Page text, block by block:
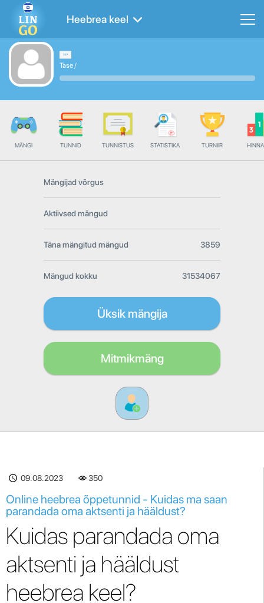
Heebrea keel
Tase/
MÄNGI TUNNID TUNNISTUS STATISTIKA TURNIIR
Mängijad võrgus
Aktiivsed mängud
Täna mängitud mängud 3859
Mängud kokku 31534067
Üksik mängija
Mitmikmäng
09.08.2023 350
Online heebrea õppetunnid - Kuidas ma saan
parandada oma aktsenti ja hääldust?
Kuidas parandada oma
aktsenti ja hääldust
heebrea keel?